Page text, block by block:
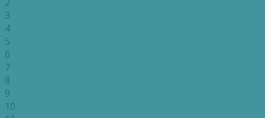
3
4
5
6
7
8
9
10